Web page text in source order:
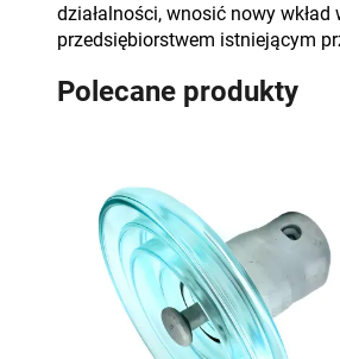
działalności, wnosić nowy
przedsiębiorstwem istniejącym
Polecane produkty